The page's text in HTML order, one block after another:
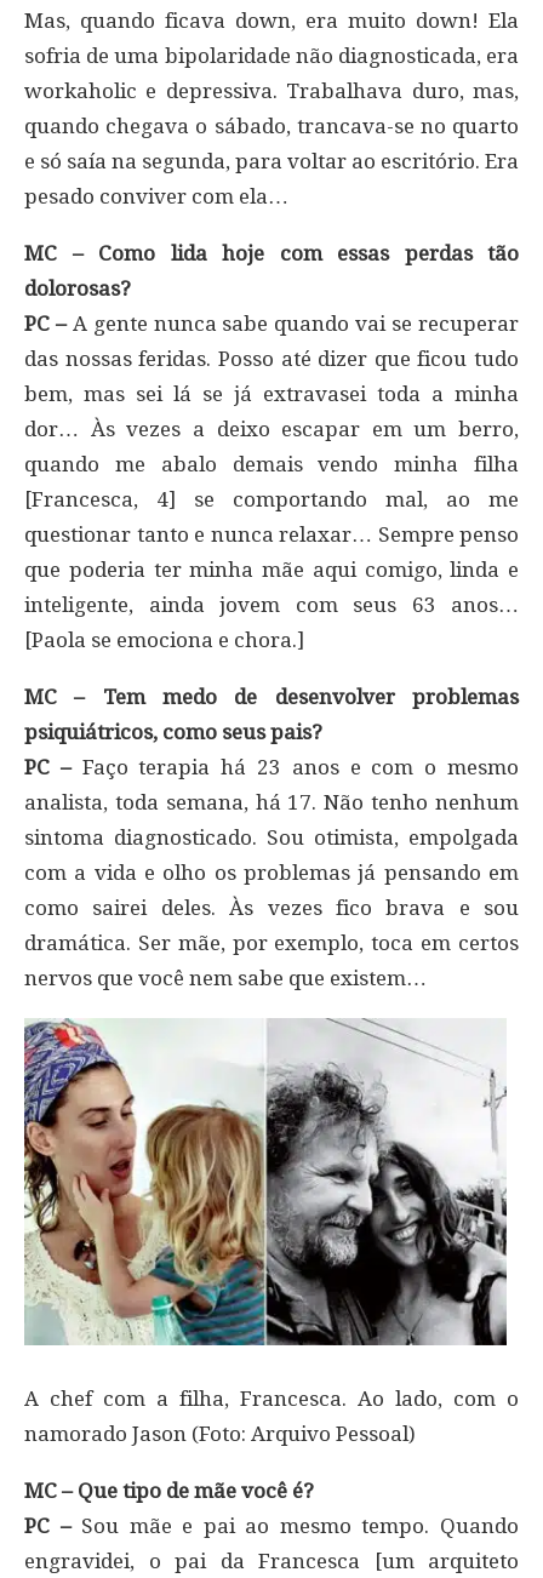
Mas, quando ficava down, era muito down! Ela
sofria de uma bipolaridade não diagnosticada, era
workaholic e depressiva. Trabalhava duro, mas,
quando chegava o sábado, trancava-­se no quarto
e só saía na segunda, para voltar ao escritório. Era
pesado conviver com ela…
MC – Como lida hoje com essas perdas tão
dolorosas?
PC –A gente nunca sabe quando vai se recuperar
das nossas feridas. Posso até dizer que ficou tudo
bem, mas sei lá se já extravasei toda a minha
dor… Às vezes a deixo escapar em um berro,
quando me abalo demais vendo minha filha
[Francesca, 4] se comportando mal, ao me
questionar tanto e nunca relaxar… Sempre penso
que poderia ter minha mãe aqui comigo, linda e
inteligente, ainda jovem com seus 63 anos…
[Paola se emociona e chora.]
MC – Tem medo de desenvolver problemas
psiquiátricos, como seus pais?
PC –Faço terapia há 23 anos e com o mesmo
analista, toda semana, há 17. Não tenho nenhum
sintoma diagnosticado. Sou otimista, empolgada
com a vida e olho os problemas já pensando em
como sairei deles. Às vezes fico brava e sou
dramática. Ser mãe, por exemplo, toca em certos
nervos que você nem sabe que existem…
A chef com a filha, Francesca. Ao lado, com o
namorado Jason (Foto: Arquivo Pessoal)
MC – Que tipo de mãe você é?
PC –Sou mãe e pai ao mesmo tempo. Quando
engravidei, o pai da Francesca [um arquiteto